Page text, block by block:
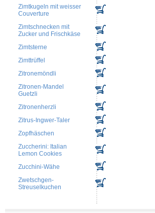
Zimtkugeln mit weisser
Couverture
Zimtschnecken mit
Zucker und Frischkäse
Zimtsterne
Zimttrüffel
Zitronemöndli
Zitronen-Mandel
Guetzli
Zitronenherzli
Zitrus-Ingwer-Taler
Zopfhäschen
Zuccherini: Italian
Lemon Cookies
Zucchini-Wähe
Zwetschgen-
Streuselkuchen